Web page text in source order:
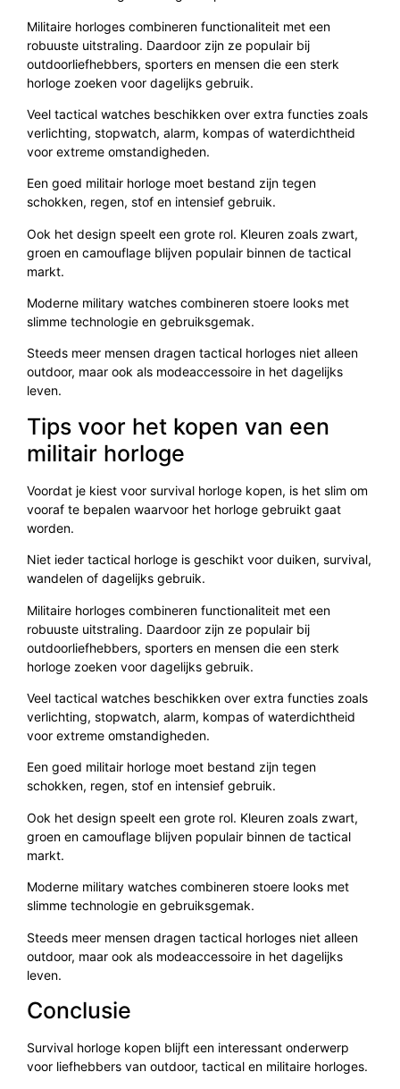
Militaire horloges combineren functionaliteit met een
robuuste uitstraling. Daardoor zijn ze populair bij
outdoorliefhebbers, sporters en mensen die een sterk
horloge zoeken voor dagelijks gebruik.
Veel tactical watches beschikken over extra functies zoals
verlichting, stopwatch, alarm, kompas of waterdichtheid
voor extreme omstandigheden.
Een goed militair horloge moet bestand zijn tegen
schokken, regen, stof en intensief gebruik.
Ook het design speelt een grote rol. Kleuren zoals zwart,
groen en camouflage blijven populair binnen de tactical
markt.
Moderne military watches combineren stoere looks met
slimme technologie en gebruiksgemak.
Steeds meer mensen dragen tactical horloges niet alleen
outdoor, maar ook als modeaccessoire in het dagelijks
leven.
Tips voor het kopen van een
militair horloge
Voordat je kiest voor survival horloge kopen, is het slim om
vooraf te bepalen waarvoor het horloge gebruikt gaat
worden.
Niet ieder tactical horloge is geschikt voor duiken, survival,
wandelen of dagelijks gebruik.
Militaire horloges combineren functionaliteit met een
robuuste uitstraling. Daardoor zijn ze populair bij
outdoorliefhebbers, sporters en mensen die een sterk
horloge zoeken voor dagelijks gebruik.
Veel tactical watches beschikken over extra functies zoals
verlichting, stopwatch, alarm, kompas of waterdichtheid
voor extreme omstandigheden.
Een goed militair horloge moet bestand zijn tegen
schokken, regen, stof en intensief gebruik.
Ook het design speelt een grote rol. Kleuren zoals zwart,
groen en camouflage blijven populair binnen de tactical
markt.
Moderne military watches combineren stoere looks met
slimme technologie en gebruiksgemak.
Steeds meer mensen dragen tactical horloges niet alleen
outdoor, maar ook als modeaccessoire in het dagelijks
leven.
Conclusie
Survival horloge kopen blijft een interessant onderwerp
voor liefhebbers van outdoor, tactical en militaire horloges.